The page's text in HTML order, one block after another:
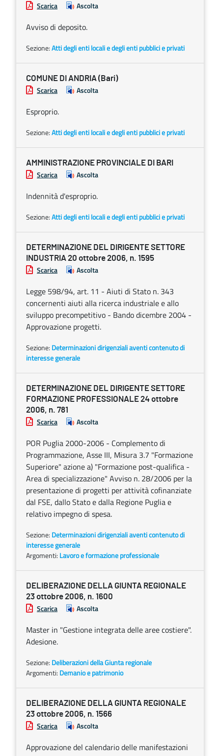
Scarica Ascolta
Avviso di deposito.
Sezione:Atti degli enti locali e degli enti pubblici e privati
COMUNE DI ANDRIA (Bari)
Scarica Ascolta
Esproprio.
Sezione:Atti degli enti locali e degli enti pubblici e privati
AMMINISTRAZIONE PROVINCIALE DI BARI
Scarica Ascolta
Indennità d'esproprio.
Sezione:Atti degli enti locali e degli enti pubblici e privati
DETERMINAZIONE DEL DIRIGENTE SETTORE
INDUSTRIA 20 ottobre 2006, n. 1595
Scarica Ascolta
Legge 598/94, art. 11 - Aiuti di Stato n. 343
concernenti aiuti alla ricerca industriale e allo
sviluppo precompetitivo - Bando dicembre 2004 -
Approvazione progetti.
Sezione: Determinazioni dirigenziali aventi contenuto di
interesse generale
DETERMINAZIONE DEL DIRIGENTE SETTORE
FORMAZIONE PROFESSIONALE 24 ottobre
2006, n. 781
Scarica Ascolta
POR Puglia 2000-2006 - Complemento di
Programmazione, Asse III, Misura 3.7 "Formazione
Superiore" azione a) "Formazione post-qualifica -
Area di specializzazione" Avviso n. 28/2006 per la
presentazione di progetti per attività cofinanziate
dal FSE, dallo Stato e dalla Regione Puglia e
relativo impegno di spesa.
Sezione: Determinazioni dirigenziali aventi contenuto di
interesse generale
Argomenti: Lavoro e formazione professionale
DELIBERAZIONE DELLA GIUNTA REGIONALE
23 ottobre 2006, n. 1600
Scarica Ascolta
Master in "Gestione integrata delle aree costiere".
Adesione.
Sezione: Deliberazioni della Giunta regionale
Argomenti: Demanio e patrimonio
DELIBERAZIONE DELLA GIUNTA REGIONALE
23 ottobre 2006, n. 1566
Scarica Ascolta
Approvazione del calendario delle manifestazioni